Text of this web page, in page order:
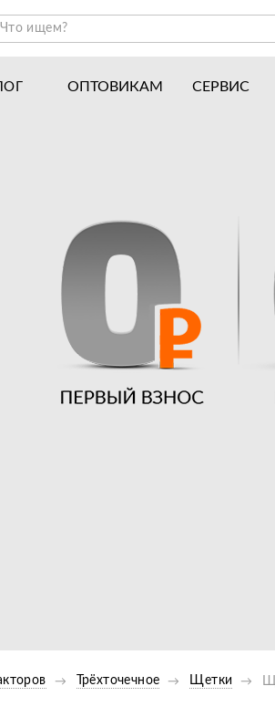
оборудование для мотоблоков
ОПТОВИКАМ СЕРВИС
Новости
Отзывы
Вакансии
Гарантия лучшей
Трёхточечное Щетки